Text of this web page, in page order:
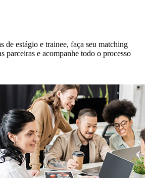
de estágio e trainee, faça seu matching
parceiras e acompanhe todo o processo